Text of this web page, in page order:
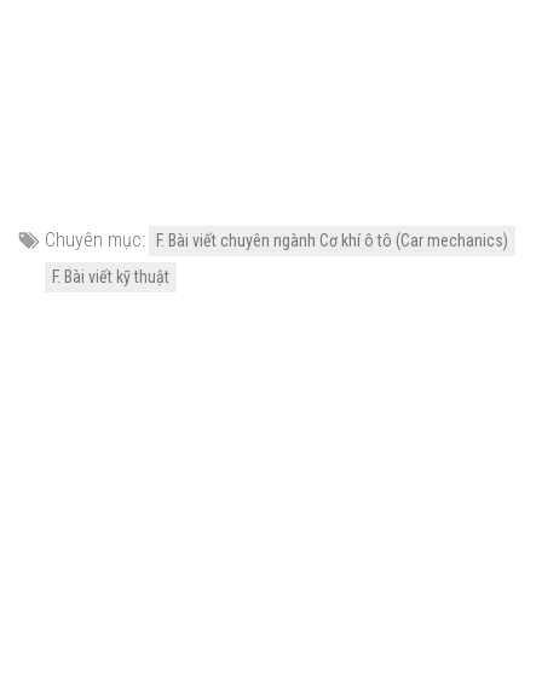
Chuyên mục:
F. Bài viết chuyên ngành Cơ khí ô tô (Car mechanics)
F. Bài viết kỹ thuật